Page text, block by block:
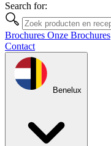
Search for:
Brochures Onze Brochures
Contact
Benelux